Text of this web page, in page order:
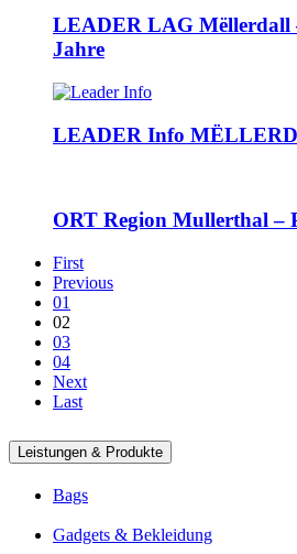
LEADER LAG Mëllerdall
Jahre
LEADER Info
ORT Region Mullerthal –
First
Previous
01
02
03
04
Next
Last
Leistungen & Produkte
Bags
Gadgets & Bekleidung